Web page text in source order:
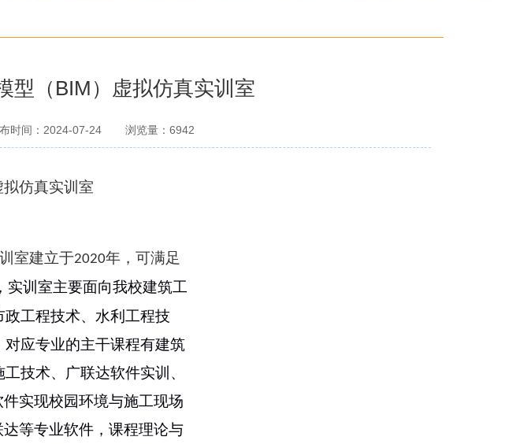
型（BIM）虚拟仿真实训室
时间：2024-07-24 浏览量： 6942
拟仿真实训室
室建立于2020年，可满足
实训室主要面向我校建筑工
工程技术、水利工程技
应专业的主干课程有建筑
技术、广联达软件实训、
实现校园环境与施工现场
等专业软件，课程理论与